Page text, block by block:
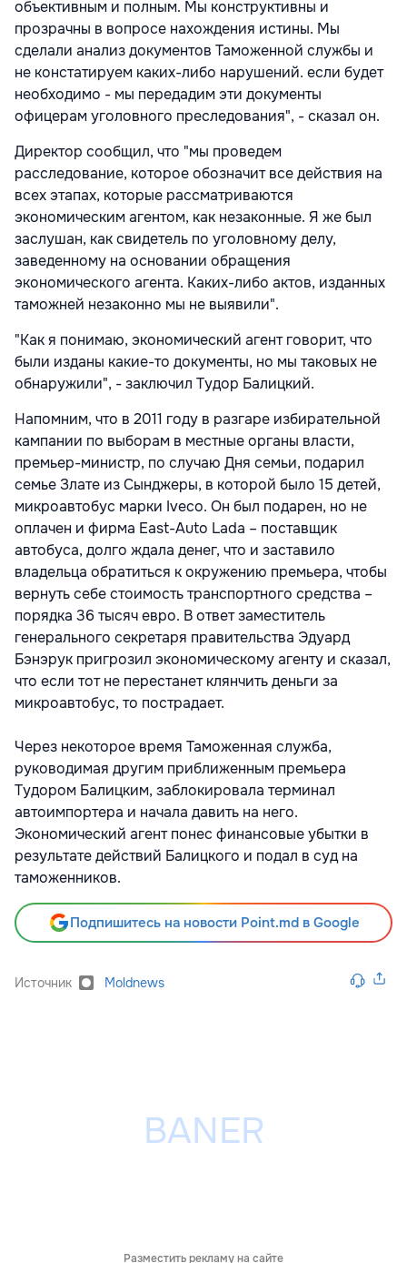
объективным и полным. Мы конструктивны и
прозрачны в вопросе нахождения истины. Мы
сделали анализ документов Таможенной службы и
не констатируем каких-либо нарушений. если будет
необходимо - мы передадим эти документы
офицерам уголовного преследования", - сказал он.
Директор сообщил, что "мы проведем
расследование, которое обозначит все действия на
всех этапах, которые рассматриваются
экономическим агентом, как незаконные. Я же был
заслушан, как свидетель по уголовному делу,
заведенному на основании обращения
экономического агента. Каких-либо актов, изданных
таможней незаконно мы не выявили".
"Как я понимаю, экономический агент говорит, что
были изданы какие-то документы, но мы таковых не
обнаружили", - заключил Тудор Балицкий.
Напомним, что в 2011 году в разгаре избирательной
кампании по выборам в местные органы власти,
премьер-министр, по случаю Дня семьи, подарил
семье Злате из Сынджеры, в которой было 15 детей,
микроавтобус марки Iveco. Он был подарен, но не
оплачен и фирма East-Auto Lada – поставщик
автобуса, долго ждала денег, что и заставило
владельца обратиться к окружению премьера, чтобы
вернуть себе стоимость транспортного средства –
порядка 36 тысяч евро. В ответ заместитель
генерального секретаря правительства Эдуард
Бэнэрук пригрозил экономическому агенту и сказал,
что если тот не перестанет клянчить деньги за
микроавтобус, то пострадает.
Через некоторое время Таможенная служба,
руководимая другим приближенным премьера
Тудором Балицким, заблокировала терминал
автоимпортера и начала давить на него.
Экономический агент понес финансовые убытки в
результате действий Балицкого и подал в суд на
таможенников.
Подпишитесь на новости Point.md в Google
Источник Moldnews
Разместить рекламу на сайте